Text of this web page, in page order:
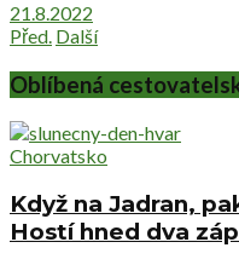
21.8.2022
Před. Další
Oblíbená
Chorvatsko
Když na Jadran,
Hostí hned dva